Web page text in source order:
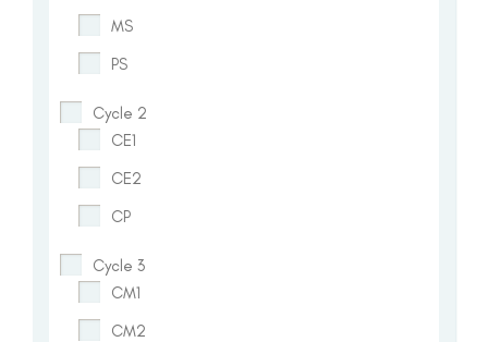
MS
PS
Cycle 2
CE1
CE2
CP
Cycle 3
CM1
CM2